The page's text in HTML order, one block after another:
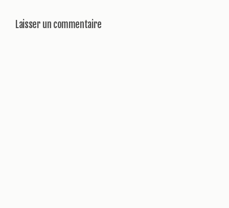
Laisser un commentaire